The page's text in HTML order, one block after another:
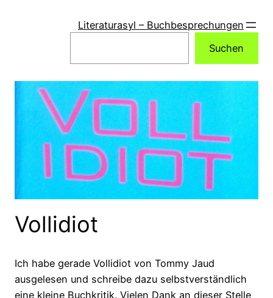
Literaturasyl – Buchbesprechungen
Suchen
Vollidiot
Ich habe gerade Vollidiot von Tommy Jaud
ausgelesen und schreibe dazu selbstverständlich
eine kleine Buchkritik. Vielen Dank an dieser Stelle